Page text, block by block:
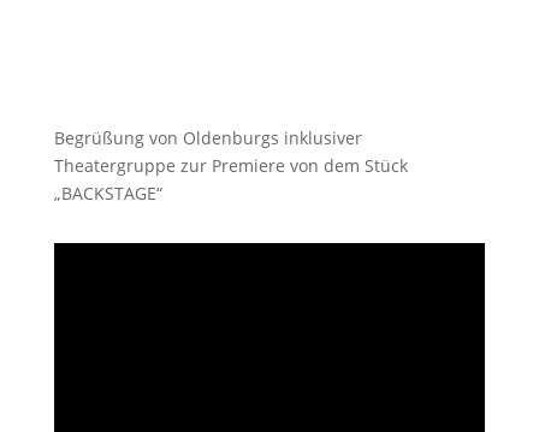
Begrüßung von Oldenburgs inklusiver
Theatergruppe zur Premiere von dem Stück
„BACKSTAGE“